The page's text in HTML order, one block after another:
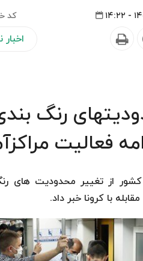
کد
رنگ
فعالیت
کشور از تغییر محدودیت های
با کرونا خبر داد.